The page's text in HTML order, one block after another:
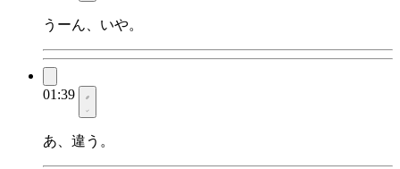
うーん、いや。
01:39
あ、違う。